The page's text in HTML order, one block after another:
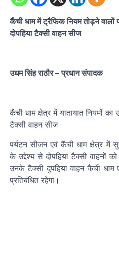
कैंची धाम में ट्रैफिक नियम तोड़ने
दोपहिया टैक्सी वाहन सीज
उधम सिंह राठौर – प्रधान संपादक
कैंची धाम क्षेत्र में यातायात नियमों
टैक्सी वाहन सीज
पर्यटन सीजन एवं कैंची धाम क्षेत्र में
के उद्देश्य से दोपहिया टैक्सी वाहनों
उनके टैक्सी दुपहिया वाहन कैंची
प्रतिबंधित रहेगा।